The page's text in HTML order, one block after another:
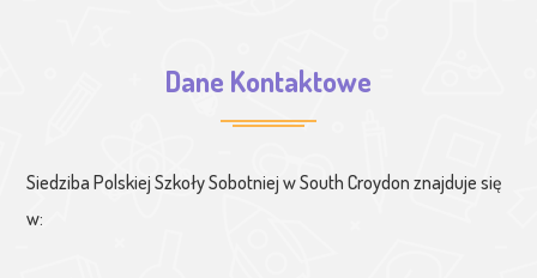
Dane Kontaktowe
Siedziba Polskiej Szkoły Sobotniej w South Croydon znajduje się
w: